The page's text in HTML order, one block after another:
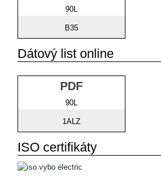
90L
B35
Dátový list online
PDF
90L
1ALZ
ISO certifikáty